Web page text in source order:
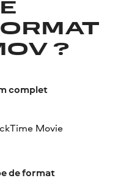
?
complet
Movie
de format